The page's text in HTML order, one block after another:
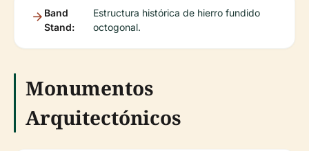
Band
Stand:
Estructura histórica de hierro fundido
octogonal.
Monumentos
Arquitectónicos